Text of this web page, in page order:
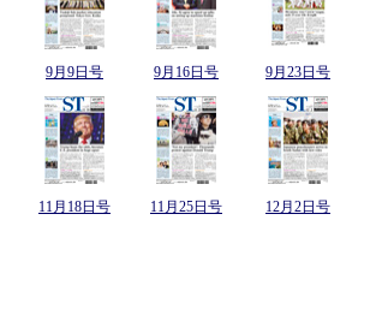
9月9日号 9月16日号 9月23日号
11月18日号 11月25日号 12月2日号